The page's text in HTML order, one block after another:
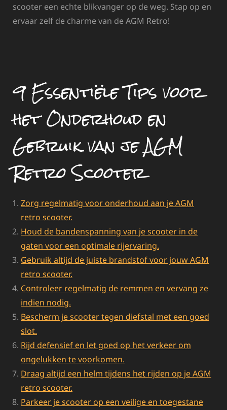
scooter een echte blikvanger op de weg. Stap op en
ervaar zelf de charme van de AGM Retro!
9 Essentiële Tips voor
het Onderhoud en
Gebruik van je AGM
Retro Scooter
Zorg regelmatig voor onderhoud aan je AGM
retro scooter.
Houd de bandenspanning van je scooter in de
gaten voor een optimale rijervaring.
Gebruik altijd de juiste brandstof voor jouw AGM
retro scooter.
Controleer regelmatig de remmen en vervang ze
indien nodig.
Bescherm je scooter tegen diefstal met een goed
slot.
Rijd defensief en let goed op het verkeer om
ongelukken te voorkomen.
Draag altijd een helm tijdens het rijden op je AGM
retro scooter.
Parkeer je scooter op een veilige en toegestane